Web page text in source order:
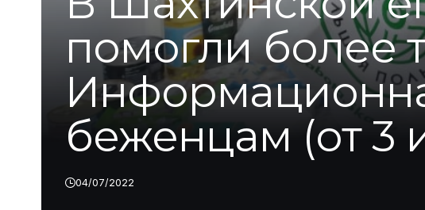
помогли более
беженцам (от 3
04/07/2022